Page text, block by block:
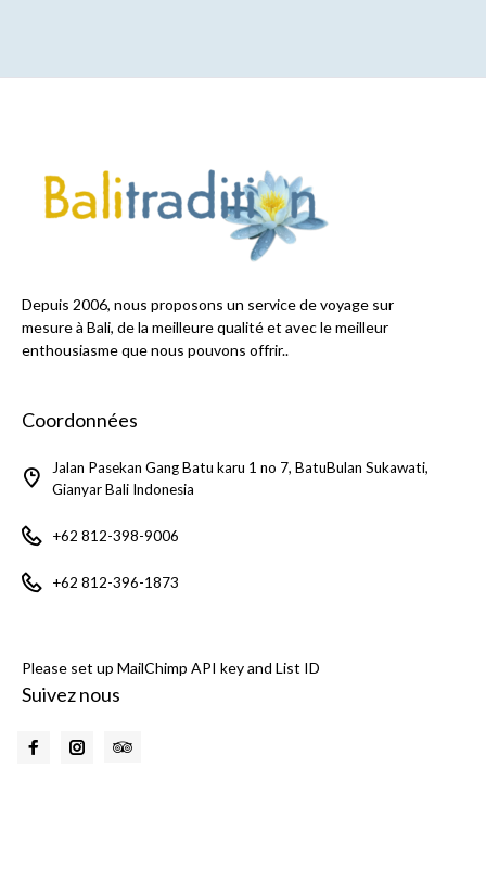
Depuis 2006, nous proposons un service de voyage sur
mesure à Bali, de la meilleure qualité et avec le meilleur
enthousiasme que nous pouvons offrir..
Coordonnées
Jalan Pasekan Gang Batu karu 1 no 7, BatuBulan Sukawati,
Gianyar Bali Indonesia
+62 812-398-9006
+62 812-396-1873
Please set up MailChimp API key and List ID
Suivez nous